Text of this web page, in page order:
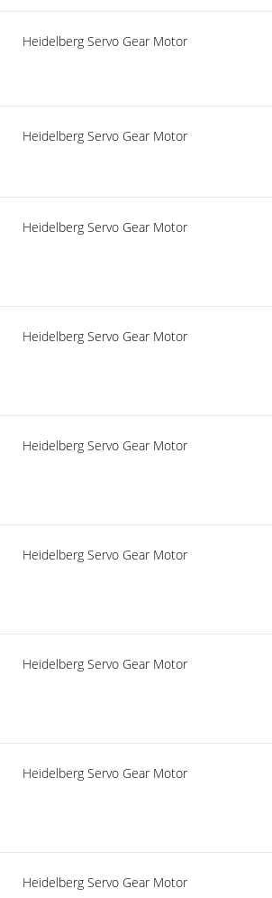
Heidelberg Servo Gear Motor
Heidelberg Servo Gear Motor
Heidelberg Servo Gear Motor
Heidelberg Servo Gear Motor
Heidelberg Servo Gear Motor
Heidelberg Servo Gear Motor
Heidelberg Servo Gear Motor
Heidelberg Servo Gear Motor
Heidelberg Servo Gear Motor